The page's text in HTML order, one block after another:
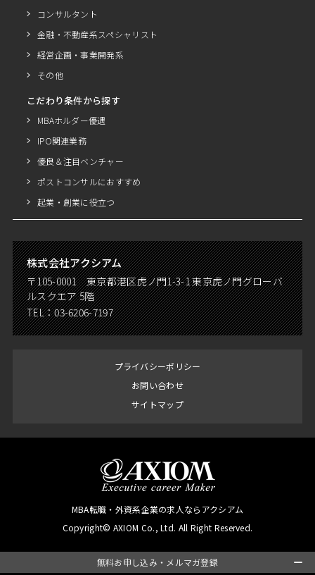
無料お申し込み・メルマガ登録
コンサルタント
金融・不動産系スペシャリスト
経営企画・事業開発系
その他
こだわり条件から探す
MBAホルダー優遇
IPO関連業務
優良＆注目ベンチャー
ポストコンサルにおすすめ
起業・創業に役立つ
株式会社アクシアム
〒105-0001 東京都港区虎ノ門1-3-1 東京虎ノ門グローバ
ルスクエア 5階
TEL：03-6206-7197
プライバシーポリシー
お問い合わせ
サイトマップ
MBA転職・外資系企業の求人ならアクシアム
Copyright© AXIOM Co., Ltd. All Right Reserved.